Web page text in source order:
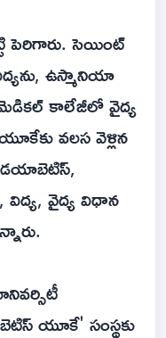
పెరిగారు. సెయింట్
ఉస్మానియా
కాలేజీలో వైద్య
వలస వెళ్లిన
డయాబెటిస్,
వైద్య విధాన
యూకే' సంస్థకు